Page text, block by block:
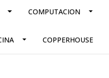
COMPUTACION
COPPERHOUSE